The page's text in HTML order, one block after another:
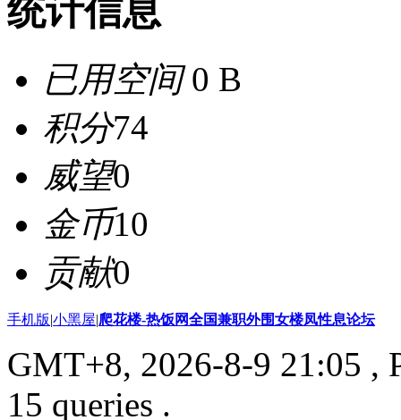
统计信息
已用空间0 B
积分74
威望0
金币10
贡献0
手机版|小黑屋|爬花楼-热饭网全国兼职外围女楼凤性息论坛
GMT+8, 2026-8-9 21:05 ,
15 queries .